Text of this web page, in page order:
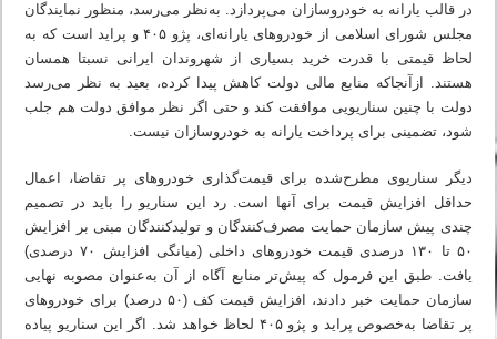
در قالب یارانه به خودروسازان می‌پردازد. به‌نظر می‌رسد، منظور نمایندگان
مجلس شورای اسلامی از خودروهای یارانه‌ای، پژو ۴۰۵ و پراید است که به
لحاظ قیمتی با قدرت خرید بسیاری از شهروندان ایرانی نسبتا همسان
هستند. ازآنجاکه منابع مالی دولت کاهش پیدا کرده، بعید به نظر می‌رسد
دولت با چنین سناریویی موافقت کند و حتی اگر نظر موافق دولت هم جلب
شود، تضمینی برای پرداخت یارانه به خودروسازان نیست.
دیگر سناریوی مطرح‌شده برای قیمت‌گذاری خودروهای پر تقاضا، اعمال
حداقل افزایش قیمت برای آنها است. رد این سناریو را باید در تصمیم
چندی پیش سازمان حمایت مصرف‌کنندگان و تولیدکنندگان مبنی بر افزایش
۵۰ تا ۱۳۰ درصدی قیمت خودروهای داخلی (میانگی افزایش ۷۰ درصدی)
یافت. طبق این فرمول که پیش‌تر منابع آگاه از آن به‌عنوان مصوبه نهایی
سازمان حمایت خبر دادند، افزایش قیمت کف (۵۰ درصد) برای خودروهای
پر تقاضا به‌خصوص پراید و پژو ۴۰۵ لحاظ خواهد شد. اگر این سناریو پیاده